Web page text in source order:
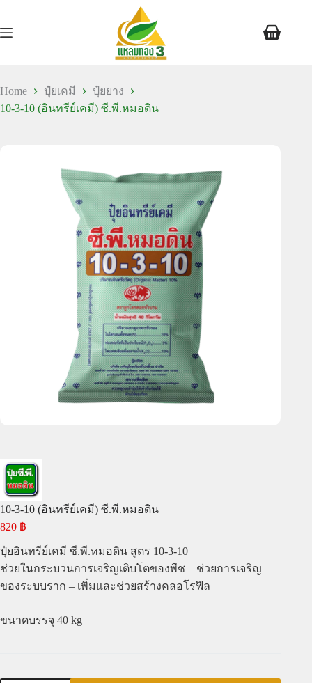
Home ปุ๋ยเคมี
ปุ๋ยยาง
10-3-10 (อินทรีย์เคมี) ซี.พี.หมอดิน
10-3-10 (อินทรีย์เคมี) ซี.พี.หมอดิน
820 ฿
ปุ๋ยอินทรีย์เคมี ซี.พี.หมอดิน สูตร 10-3-10
ช่วยในกระบวนการเจริญเติบโตของพืช – ช่วยการเจริญ
ของระบบราก – เพิ่มและช่วยสร้างคลอโรฟิล
ขนาดบรรจุ 40 kg